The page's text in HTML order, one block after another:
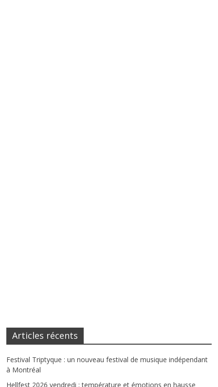
Articles récents
Festival Triptyque : un nouveau festival de musique indépendant
à Montréal
Hellfest 2026 vendredi : température et émotions en hausse